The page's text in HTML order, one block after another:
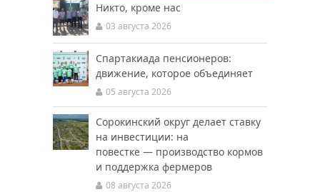
Никто, кроме нас
03 августа 2026
Спартакиада пенсионеров:
движение, которое объединяет
05 августа 2026
Сорокинский округ делает ставку
на инвестиции: на
повестке — производство кормов
и поддержка фермеров
08 августа 2026